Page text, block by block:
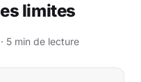
limites
5 min de lecture